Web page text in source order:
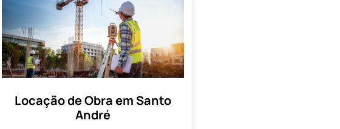
Locação de Obra em Santo
André